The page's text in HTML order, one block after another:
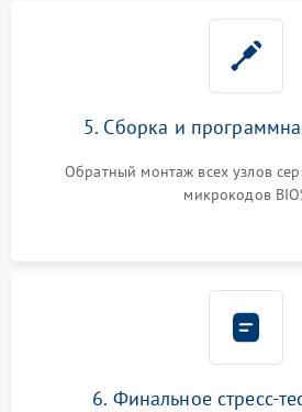
5. Сборка и
Обратный монтаж всех узлов
микрокодов
6. Финальное стресс-